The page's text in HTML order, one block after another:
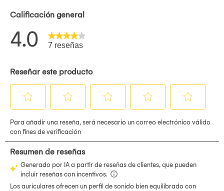
BATERIA DE LARGA DURACION
Ofrecen una autonomia prolongada que permite escuchar
musica durante horas continuas, reduciendo la necesidad de
recargas frecuentes y asegurando un uso confiable durante
el dia.
DISENO
Y
Su estructura ligera y almohadillas acolchadas brindan
comodidad en sesiones prolongadas. El diseno plegable
facilita el transporte y almacenamiento en mochilas o
bolsos.
IMAGEN REFERENCIAL(El empaquetado del producto puede
tener variaciones)